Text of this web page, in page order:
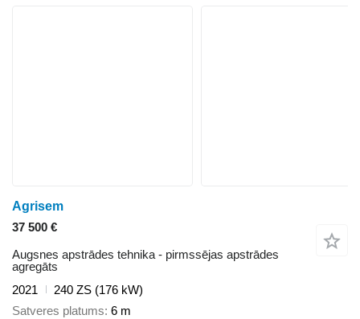
Agrisem
37 500 €
Augsnes apstrādes tehnika - pirmssējas apstrādes
agregāts
2021
240 ZS (176 kW)
Satveres platums 6 m